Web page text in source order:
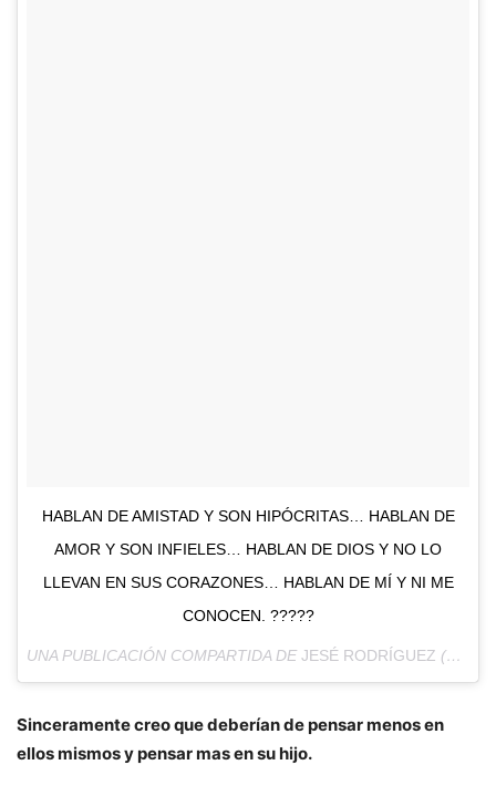
HABLAN DE AMISTAD Y SON HIPÓCRITAS… HABLAN DE
AMOR Y SON INFIELES… HABLAN DE DIOS Y NO LO
LLEVAN EN SUS CORAZONES… HABLAN DE MÍ Y NI ME
CONOCEN. ?????
UNA PUBLICACIÓN COMPARTIDA DE JESÉ RODRÍGUEZ (@JESERODRIGUEZ10) EL
Sinceramente creo que deberían de pensar menos en
ellos mismos y pensar mas en su hijo.